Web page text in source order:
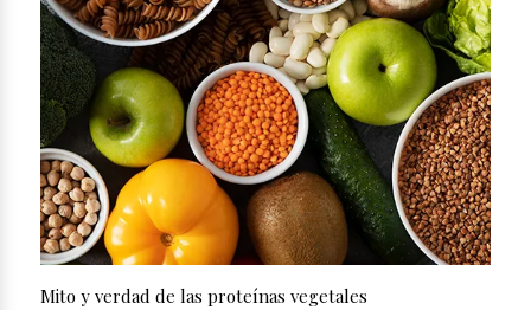
Mito y verdad de las proteínas vegetales